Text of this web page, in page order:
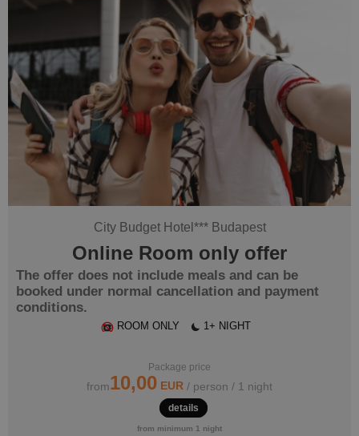
Package price
from10,00 EUR / person / 1 night
details
from minimum 1 night
City Budget Hotel ***Budapest
Online Room only offer
The offer does not include meals and can be
booked under normal cancellation and payment
conditions.
ROOM ONLY 1+ NIGHT